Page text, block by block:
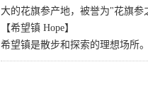
大的花旗参产地，被誉为"花旗
【希望镇 Hope】
希望镇是散步和探索的理想场所